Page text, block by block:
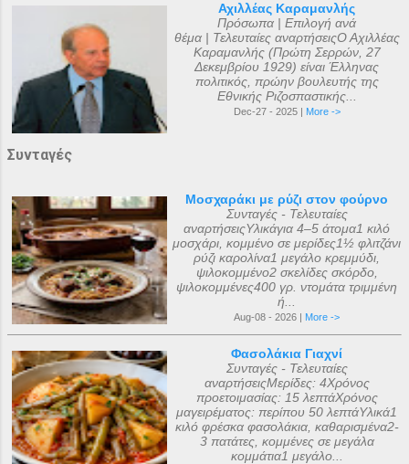
Αχιλλέας Καραμανλής
Πρόσωπα | Επιλογή ανά
θέμα | Τελευταίες αναρτήσειςΟ Αχιλλέας
Καραμανλής (Πρώτη Σερρών, 27
Δεκεμβρίου 1929) είναι Έλληνας
πολιτικός, πρώην βουλευτής της
Εθνικής Ριζοσπαστικής...
Dec-27 - 2025 | More ->
Συνταγές
Μοσχαράκι με ρύζι στον φούρνο
Συνταγές - Τελευταίες
αναρτήσειςΥλικάγια 4–5 άτομα1 κιλό
μοσχάρι, κομμένο σε μερίδες1½ φλιτζάνι
ρύζι καρολίνα1 μεγάλο κρεμμύδι,
ψιλοκομμένο2 σκελίδες σκόρδο,
ψιλοκομμένες400 γρ. ντομάτα τριμμένη
ή...
Aug-08 - 2026 | More ->
Φασολάκια Γιαχνί
Συνταγές - Τελευταίες
αναρτήσειςΜερίδες: 4Χρόνος
προετοιμασίας: 15 λεπτάΧρόνος
μαγειρέματος: περίπου 50 λεπτάΥλικά1
κιλό φρέσκα φασολάκια, καθαρισμένα2-
3 πατάτες, κομμένες σε μεγάλα
κομμάτια1 μεγάλο...